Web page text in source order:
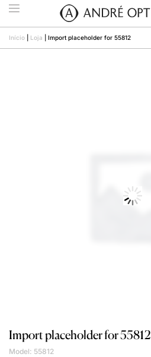
Início Loja Import placeholder for 55812
Import placeholder for 55812
Model: 55812